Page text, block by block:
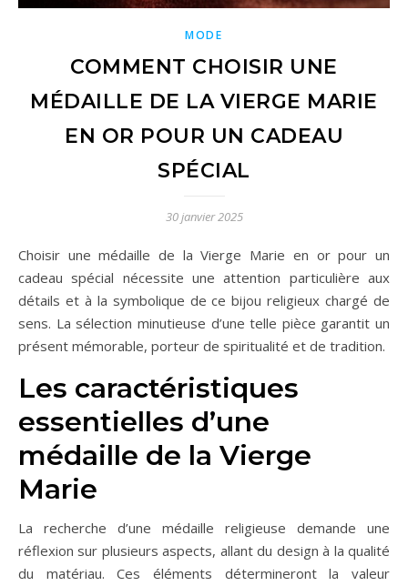
MODE
COMMENT CHOISIR UNE
MÉDAILLE DE LA VIERGE MARIE
EN OR POUR UN CADEAU
SPÉCIAL
30 janvier 2025
Choisir une médaille de la Vierge Marie en or pour un
cadeau spécial nécessite une attention particulière aux
détails et à la symbolique de ce bijou religieux chargé de
sens. La sélection minutieuse d’une telle pièce garantit un
présent mémorable, porteur de spiritualité et de tradition.
Les caractéristiques
essentielles d’une
médaille de la Vierge
Marie
La recherche d’une médaille religieuse demande une
réflexion sur plusieurs aspects, allant du design à la qualité
du matériau. Ces éléments détermineront la valeur